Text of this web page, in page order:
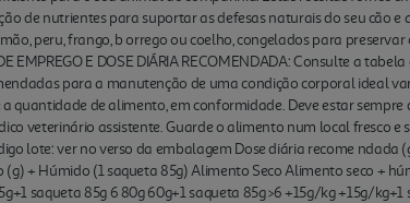
de nutrientes para suportar as defesas naturais do seu cão e
peru, frango, b orrego ou coelho, congelados para
EMPREGO E DOSE DIÁRIA RECOMENDADA: Consulte a
para a manutenção de uma condição corporal ideal
quantidade de alimento, em conformidade. Deve estar
veterinário assistente. Guarde o alimento num local fresco e
lote: ver no verso da embalagem Dose diária recome
+ Húmido (1 saqueta 85g) Alimento Seco Alimento seco +
saqueta 85g 6 80g 60g+1 saqueta 85g >6 +15g/kg +15g/